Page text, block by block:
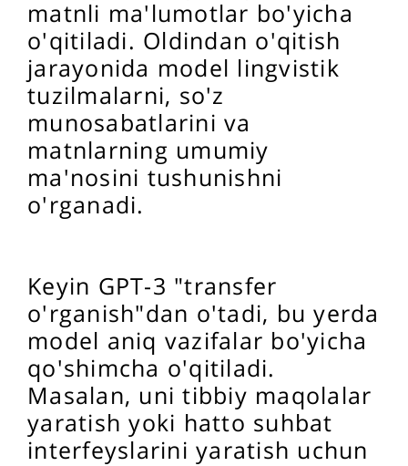
matnli ma'lumotlar bo'yicha
o'qitiladi. Oldindan o'qitish
jarayonida model lingvistik
tuzilmalarni, so'z
munosabatlarini va
matnlarning umumiy
ma'nosini tushunishni
o'rganadi.
Keyin GPT-3 "transfer
o'rganish"dan o'tadi, bu yerda
model aniq vazifalar bo'yicha
qo'shimcha o'qitiladi.
Masalan, uni tibbiy maqolalar
yaratish yoki hatto suhbat
interfeyslarini yaratish uchun